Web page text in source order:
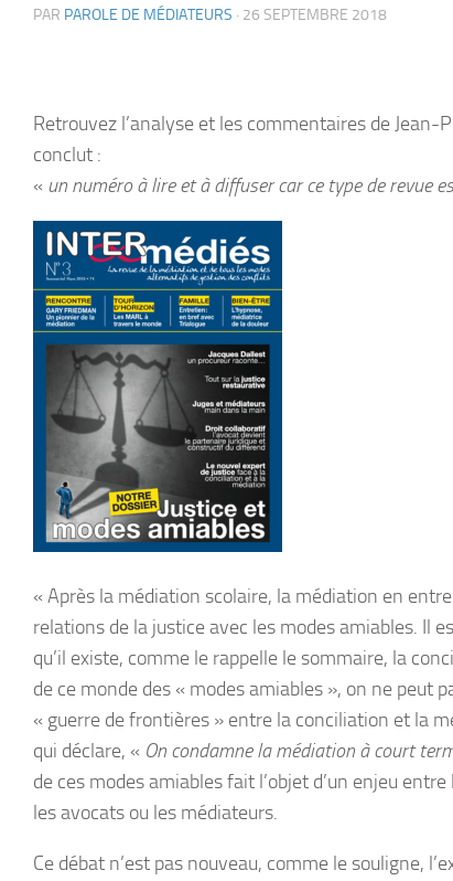
PAR PAROLE DE MÉDIATEURS · 26 SEPTEMBRE 2018
Retrouvez l’analyse et les commentaires de
conclut :
« un numéro à lire et à diffuser car ce type de revue
« Après la médiation scolaire, la médiation en
relations de la justice avec les modes amiables. Il
qu’il existe, comme le rappelle le sommaire, la
de ce monde des « modes amiables », on ne peut
« guerre de frontières » entre la conciliation et la
qui déclare, « On condamne la médiation à court
de ces modes amiables fait l’objet d’un enjeu
les avocats ou les médiateurs.
Ce débat n’est pas nouveau, comme le souligne,